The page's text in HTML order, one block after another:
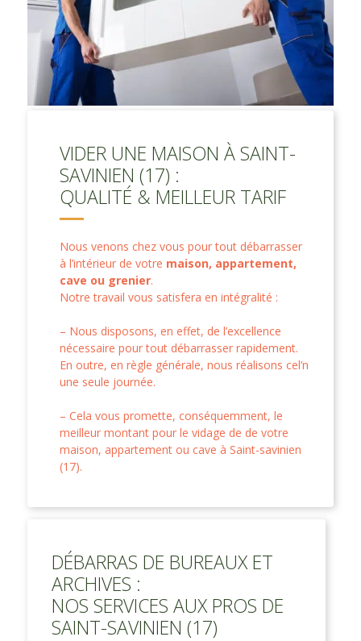
VIDER UNE MAISON À SAINT-
SAVINIEN (17) :
QUALITÉ & MEILLEUR TARIF
Nous venons chez vous pour tout débarrasser
à l’intérieur de votre maison, appartement,
cave ou grenier.
Notre travail vous satisfera en intégralité :
– Nous disposons, en effet, de l’excellence
nécessaire pour tout débarrasser rapidement.
En outre, en règle générale, nous réalisons cel’n
une seule journée.
– Cela vous promette, conséquemment, le
meilleur montant pour le vidage de de votre
maison, appartement ou cave à Saint-savinien
(17).
DÉBARRAS DE BUREAUX ET
ARCHIVES :
NOS SERVICES AUX PROS DE
SAINT-SAVINIEN (17)